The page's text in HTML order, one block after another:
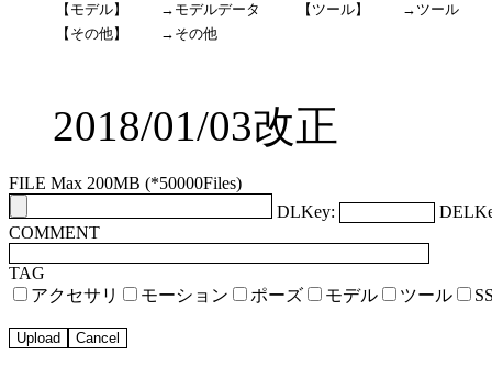
【モデル】
→モデルデータ 【ツール】
→ツール
【その他】
→その他
2018/01/03改正
FILE Max 200MB (*50000Files)
DLKey:
COMMENT
TAG
アクセサリ
モーション ポーズ モデル ツール